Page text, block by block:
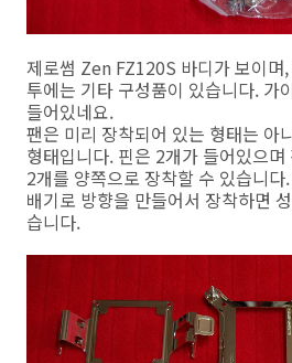
제로썸 Zen FZ120S 바디가 보이며
투에는 기타 구성품이 있습니다. 가
들어있네요.
팬은 미리 장착되어 있는 형태는 아
형태입니다. 핀은 2개가 들어있으
2개를 양쪽으로 장착할 수 있습니
배기로 방향을 만들어서 장착하면
습니다.